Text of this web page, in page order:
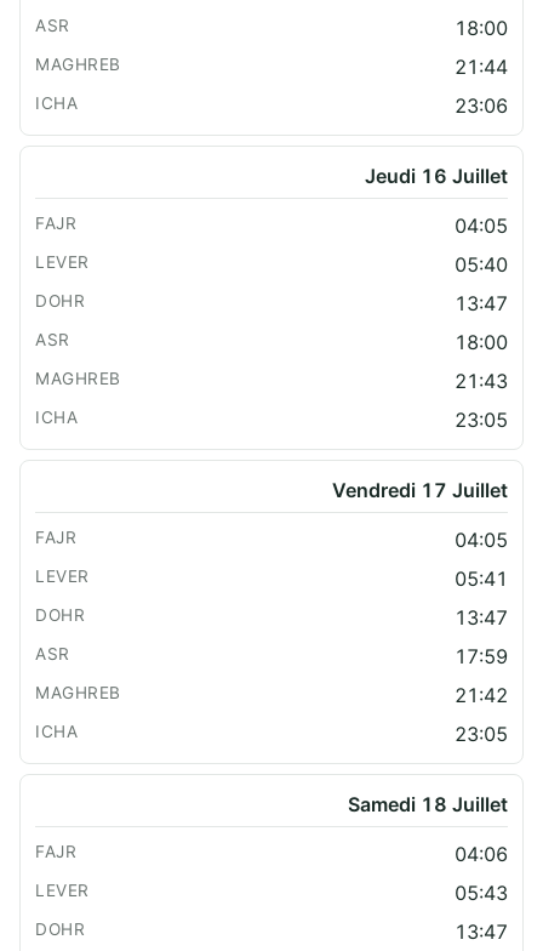
18:00
21:44
23:06
Jeudi 16 Juillet
04:05
05:40
13:47
18:00
21:43
23:05
Vendredi 17 Juillet
04:05
05:41
13:47
17:59
21:42
23:05
Samedi 18 Juillet
04:06
05:43
13:47